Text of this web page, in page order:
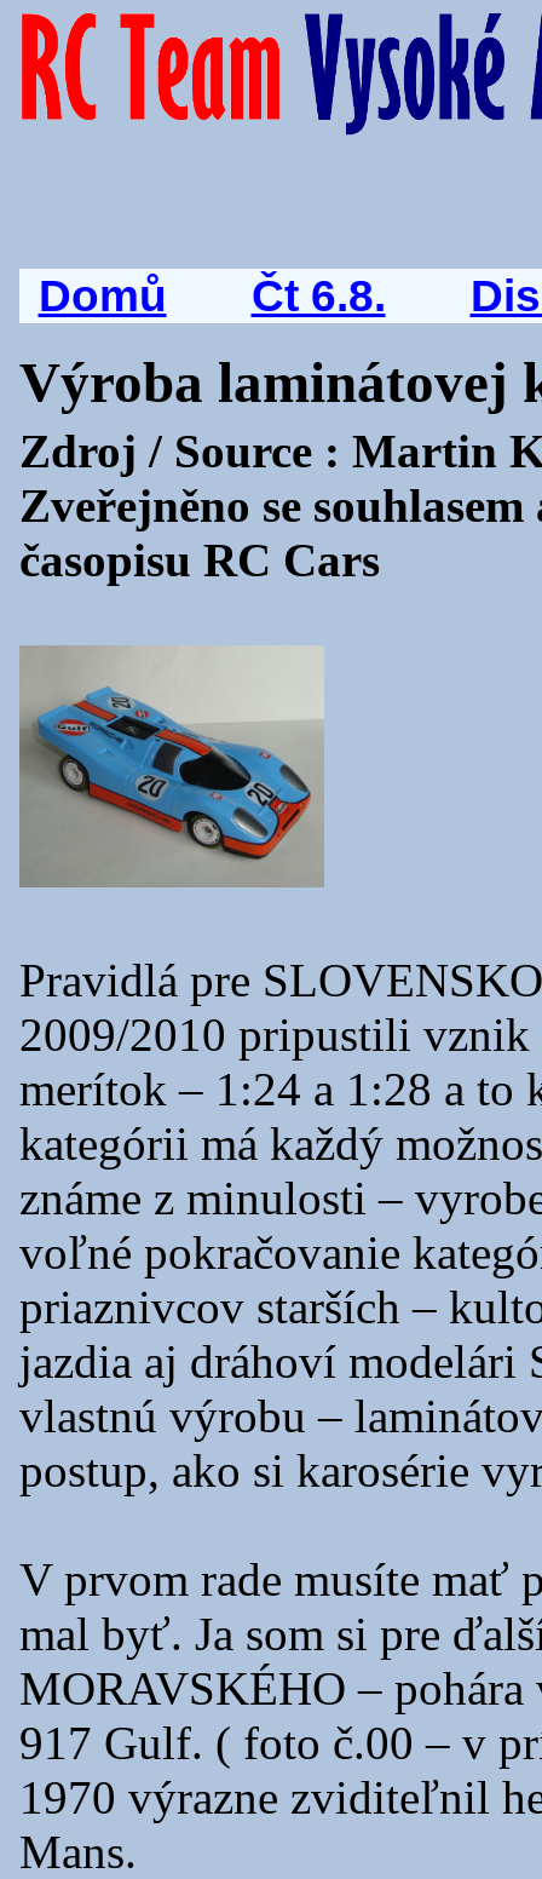
Domů Čt 6.8.
Výroba laminátovej
Zdroj / Source : Martin
Zveřejněno se
časopisu RC Cars
Pravidlá pre
2009/2010 pripustili vznik
merítok – 1:24 a 1:28 a to
kategórii má každý
známe z minulosti –
voľné pokračovanie
priaznivcov starších –
jazdia aj dráhoví modelári
vlastnú výrobu –
postup, ako si karosérie
V prvom rade musíte mať
mal byť. Ja som si pre
MORAVSKÉHO –
917 Gulf. ( foto č.00 – v
1970 výrazne zviditeľnil
Mans.